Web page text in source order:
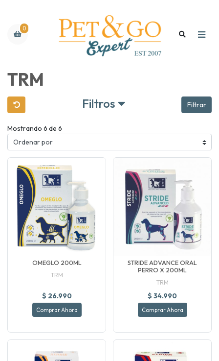
0
TRM
Filtros Filtrar
Mostrando 6 de 6
OMEGLO 200ML
TRM
$ 26.990
Comprar Ahora
STRIDE ADVANCE ORAL
PERRO X 200ML
TRM
$ 34.990
Comprar Ahora